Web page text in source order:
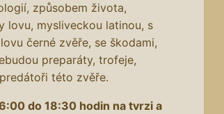
způsobem života,
lovu, mysliveckou latinou, s
černé zvěře, se škodami,
preparáty, trofeje,
této zvěře.
do 18:30 hodin na tvrzi a